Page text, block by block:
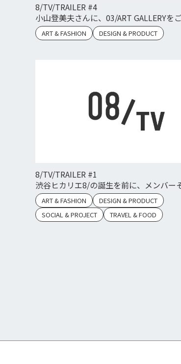
8/TV/TRAILER #4
小山登美夫さんに、03/ART GALLERYを
だきました。
ART & FASHION DESIGN & PRODUCT
8/TV/TRAILER #1
渋谷ヒカリエ8/の誕生を前に、メンバー
展望を語っていただきました。
ART & FASHION
DESIGN & PRODUCT
SOCIAL & PROJECT
TRAVEL & FOOD